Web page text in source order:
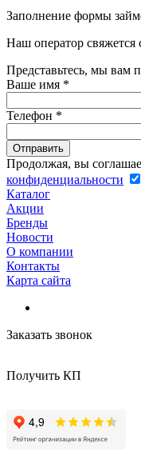
Заполнение формы
Наш оператор свяжется
Представьтесь, мы вам
Ваше имя *
Телефон *
Продолжая, вы
конфиденциальности
Каталог
Акции
Бренды
Новости
О компании
Контакты
Карта сайта
Заказать звонок
Получить КП